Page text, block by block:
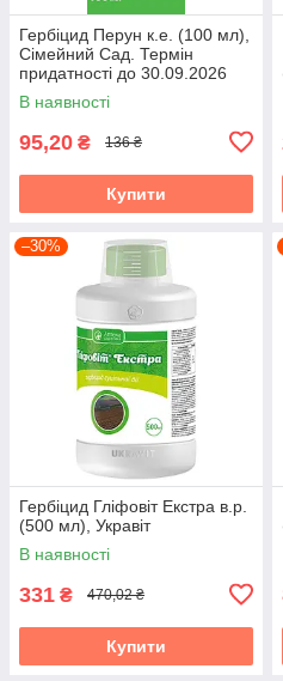
Гербіцид Перун к.е. (100 мл),
Сімейний Сад. Термін
придатності до 30.09.2026
В наявності
95,20 ₴ 136 ₴
Купити
–30%
Гербіцид Гліфовіт Екстра в.р.
(500 мл), Укравіт
В наявності
331 ₴ 470,02 ₴
Купити